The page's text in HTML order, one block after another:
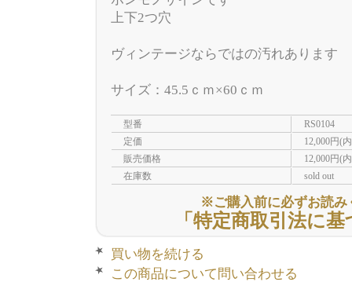
上下2つ穴
ヴィンテージならではの汚れあります
サイズ：45.5ｃｍ×60ｃｍ
型番
RS0104
定価
12,000円(
販売価格
12,000円(
在庫数
sold out
※ご購入前に必ずお読み
「特定商取引法に
買い物を続ける
この商品について問い合わせる